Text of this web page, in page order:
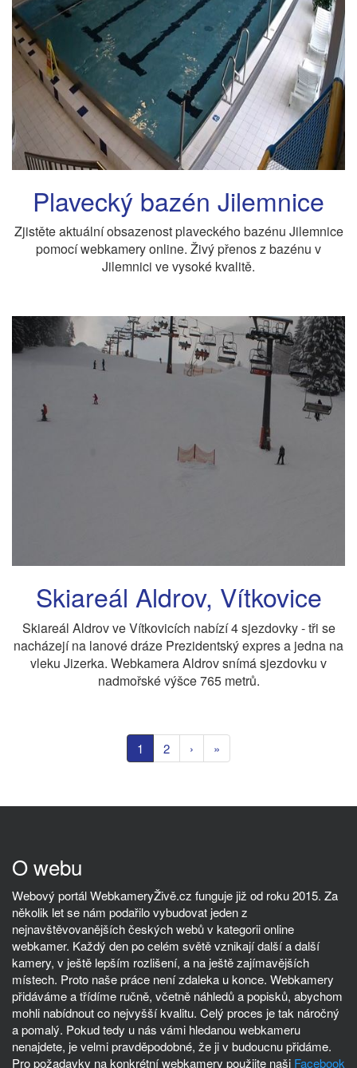
Plavecký bazén Jilemnice
Zjistěte aktuální obsazenost plaveckého bazénu Jilemnice
pomocí webkamery online. Živý přenos z bazénu v
Jilemnici ve vysoké kvalitě.
Skiareál Aldrov, Vítkovice
Skiareál Aldrov ve Vítkovicích nabízí 4 sjezdovky - tři se
nacházejí na lanové dráze Prezidentský expres a jedna na
vleku Jizerka. Webkamera Aldrov snímá sjezdovku v
nadmořské výšce 765 metrů.
1 2 › »
O webu
Webový portál WebkameryŽivě.cz funguje již od roku 2015. Za
několik let se nám podařilo vybudovat jeden z
nejnavštěvovanějších českých webů v kategorii online
webkamer. Každý den po celém světě vznikají další a další
kamery, v ještě lepším rozlišení, a na ještě zajímavějších
místech. Proto naše práce není zdaleka u konce. Webkamery
přidáváme a třídíme ručně, včetně náhledů a popisků, abychom
mohli nabídnout co nejvyšší kvalitu. Celý proces je tak náročný
a pomalý. Pokud tedy u nás vámi hledanou webkameru
nenajdete, je velmi pravděpodobné, že ji v budoucnu přidáme.
Pro požadavky na konkrétní webkamery použijte naši Facebook